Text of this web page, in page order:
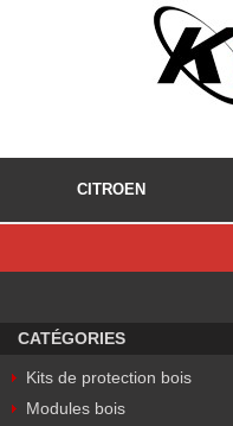
CITROEN
CATÉGORIES
Kits de protection bois
Modules bois